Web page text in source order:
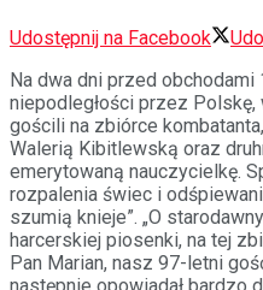
Udostępnij na Facebook
Na dwa dni przed
niepodległości przez Polskę,
gościli na zbiórce
Walerią Kibitlewską oraz
emerytowaną nauczycielkę.
rozpalenia świec i
szumią knieje”. „O
harcerskiej piosenki, na tej
Pan Marian, nasz 97-letni